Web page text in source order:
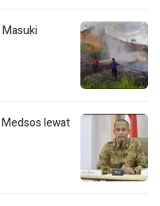
Masuki
lewat